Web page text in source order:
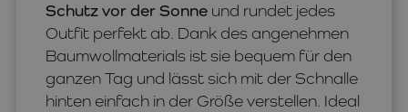
Schutz vor der Sonne und rundet jedes
Outfit perfekt ab. Dank des angenehmen
Baumwollmaterials ist sie bequem für den
ganzen Tag und lässt sich mit der Schnalle
hinten einfach in der Größe verstellen. Ideal